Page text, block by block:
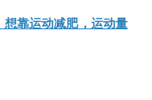
想靠运动减肥，运动量